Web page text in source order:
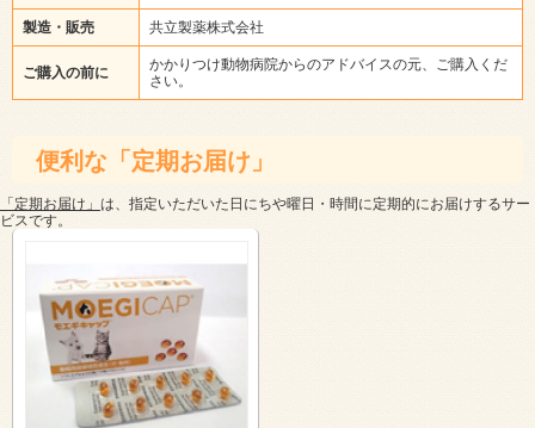
製造・販売 共立製薬株式会社
ご購入の前に
かかりつけ動物病院からのアドバイスの元、ご購入くだ
さい。
便利な「定期お届け」
「定期お届け」 は、指定いただいた日にちや曜日・時間に定期的にお届けするサー
ビスです。